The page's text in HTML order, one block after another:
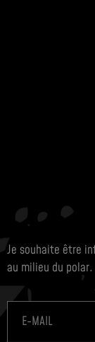
Je souhaite être
au milieu du polar.